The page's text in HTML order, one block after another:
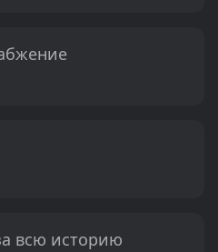
всю историю